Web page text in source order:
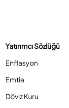
Yatırımcı Sözlüğü
Enflasyon
Emtia
Döviz Kuru